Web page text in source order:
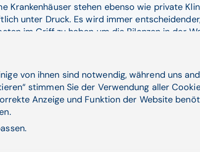
Krankenhäuser stehen ebenso wie private
unter Druck. Es wird immer
im Griff zu haben um die Bilanzen in der
es darum geht, Ihr Haus profitabel
sind vielfältig und stellen Ärzte,
vor neue Herausforderungen.
ein KIS zur Planung der optimalen
Ein System, das Sie bei der Minimierung
Denn eine OP-Planung in schlanken
von ihnen sind notwendig, während uns
stimmen Sie der Verwendung aller
Anzeige und Funktion der Website